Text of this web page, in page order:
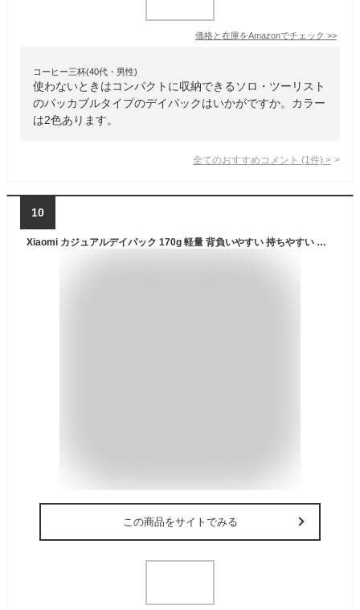
価格と在庫をAmazonでチェック >>
コーヒー三杯(40代・男性)
使わないときはコンパクトに収納できるソロ・ツーリスト
のパッカブルタイプのデイパックはいかがですか。カラー
は2色あります。
全てのおすすめコメント (1 件) >
10
Xiaomi カジュアルデイパック 170g 軽量 背負いやすい 持ちやすい 防滴素材 EPE コットンショルダーストラップ YKK ダブルスライダージッパー 10L ハンドストラップ 10 インチ 耐水性 コンパクトなサイズ 収納力
この商品をサイトでみる